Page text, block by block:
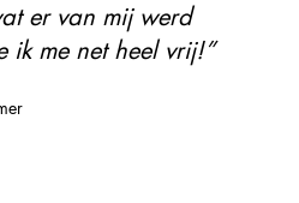
er van mij werd
ik me net heel vrij!”